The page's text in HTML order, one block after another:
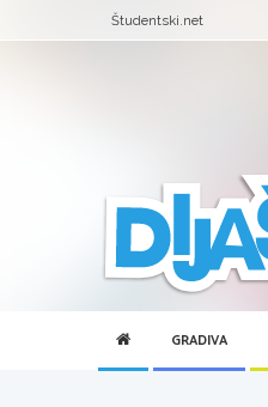
Študentski.net
GRADIVA